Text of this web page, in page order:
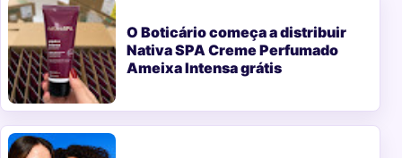
O Boticário começa a distribuir
Nativa SPA Creme Perfumado
Ameixa Intensa grátis